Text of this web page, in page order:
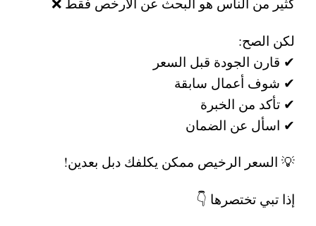
لكن الصح:
✔ قارن الجودة قبل السعر
✔ شوف أعمال سابقة
✔ تأكد من الخبرة
✔ اسأل عن الضمان
💡 السعر الرخيص ممكن يكلفك دبل بعدين!
إذا تبي تختصرها 👇